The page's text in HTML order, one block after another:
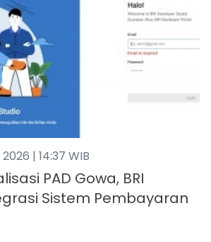
| 14:37 WIB
PAD Gowa, BRI
Sistem Pembayaran